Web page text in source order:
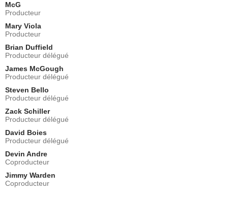
McG
Producteur
Mary Viola
Producteur
Brian Duffield
Producteur délégué
James McGough
Producteur délégué
Steven Bello
Producteur délégué
Zack Schiller
Producteur délégué
David Boies
Producteur délégué
Devin Andre
Coproducteur
Jimmy Warden
Coproducteur